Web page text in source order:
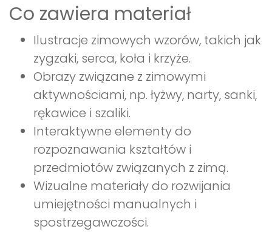
Co zawiera materiał
Ilustracje zimowych wzorów, takich jak
zygzaki, serca, koła i krzyże.
Obrazy związane z zimowymi
aktywnościami, np. łyżwy, narty, sanki,
rękawice i szaliki.
Interaktywne elementy do
rozpoznawania kształtów i
przedmiotów związanych z zimą.
Wizualne materiały do rozwijania
umiejętności manualnych i
spostrzegawczości.